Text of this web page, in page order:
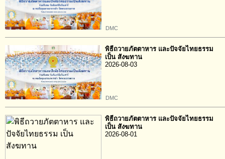
DMC
พิธีถวายภัตตาหาร และปัจจัยไทยธรรม
เป็น สังฆทาน
2026-08-03
DMC
พิธีถวายภัตตาหาร และปัจจัยไทยธรรม
เป็น สังฆทาน
2026-08-01